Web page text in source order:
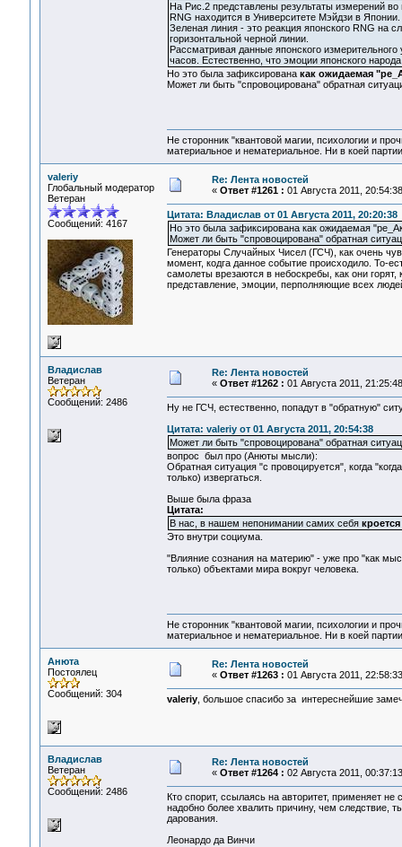
На Рис.2 представлены результаты измерений
RNG находится в Университете Мэйдзи в
Зеленая линия - это реакция японского RNG на
горизонтальной черной линии.
Рассматривая данные японского
часов. Естественно, что эмоции японского
Но это была зафиксирована как ожидаемая
Может ли быть "спровоцирована" обратная
Не сторонник "квантовой магии, психологии и
материальное и нематериальное. Ни в коей
valeriy
Глобальный модератор
Ветеран
Сообщений: 4167
Re: Лента новостей
« Ответ #1261 : 01 Августа 2011,
Цитата: Владислав от 01 Августа 2011, 20:20:38
Но это была зафиксирована как ожидаемая
Может ли быть "спровоцирована" обратная
Генераторы Случайных Чисел (ГСЧ), как очень
момент, кодга данное событие происходило. То-
самолеты врезаются в небоскребы, как они
представление, эмоции, перполняющие всех
Владислав
Ветеран
Сообщений: 2486
Re: Лента новостей
« Ответ #1262 : 01 Августа 2011,
Ну не ГСЧ, естественно, попадут в "обратную"
Цитата: valeriy от 01 Августа 2011, 20:54:38
Может ли быть "спровоцирована" обратная
вопрос был про (Анюты мысли):
Обратная ситуация "с провоцируется", когда
только) извергаться.
Выше была фраза
Цитата:
В нас, в нашем непонимании самих себя
Это внутри социума.
"Влияние сознания на материю" - уже про "как
только) объектами мира вокруг человека.
Не сторонник "квантовой магии, психологии и
материальное и нематериальное. Ни в коей
Анюта
Постоялец
Сообщений: 304
Re: Лента новостей
« Ответ #1263 : 01 Августа 2011,
valeriy, большое спасибо за интереснейшие
Владислав
Ветеран
Сообщений: 2486
Re: Лента новостей
« Ответ #1264 : 02 Августа 2011,
Кто спорит, ссылаясь на авторитет, применяет
надобно более хвалить причину, чем следствие,
дарования.
Леонардо да Винчи